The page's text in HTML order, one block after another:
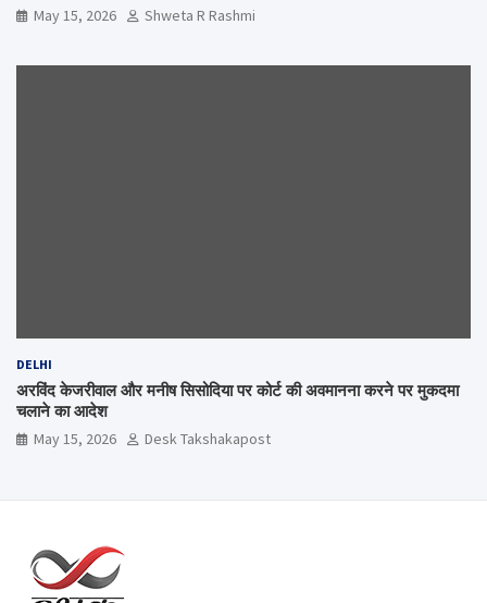
May 15, 2026 Shweta R Rashmi
DELHI
अरविंद केजरीवाल और मनीष सिसोदिया पर कोर्ट की अवमानना करने पर मुकदमा
चलाने का आदेश
May 15, 2026 Desk Takshakapost